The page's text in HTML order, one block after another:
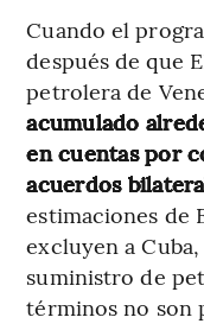
Cuando el
después de que
petrolera de
acumulado
en cuentas por
acuerdos
estimaciones de
excluyen a
suministro de
términos no son